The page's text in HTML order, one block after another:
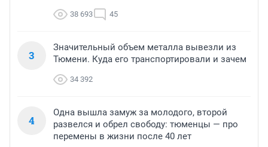
38 693 45
3
Значительный объем металла вывезли из
Тюмени. Куда его транспортировали и зачем
34 392
4
Одна вышла замуж за молодого, второй
развелся и обрел свободу: тюменцы — про
перемены в жизни после 40 лет